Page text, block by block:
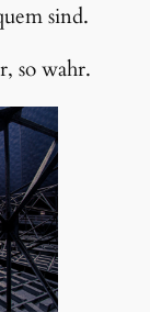
sind.
so wahr.